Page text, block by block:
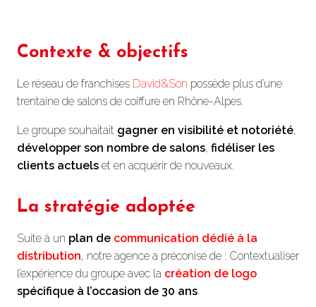
Contexte & objectifs
Le réseau de franchises David&Son possède plus d’une
trentaine de salons de coiffure en Rhône-Alpes.
Le groupe souhaitait gagner en visibilité et notoriété,
développer son nombre de salons, fidéliser les
clients actuels et en acquérir de nouveaux.
La stratégie adoptée
Suite à un plan de communication dédié à la
distribution, notre agence a préconisé de : Contextualiser
l’expérience du groupe avec la création de logo
spécifique à l’occasion de 30 ans.